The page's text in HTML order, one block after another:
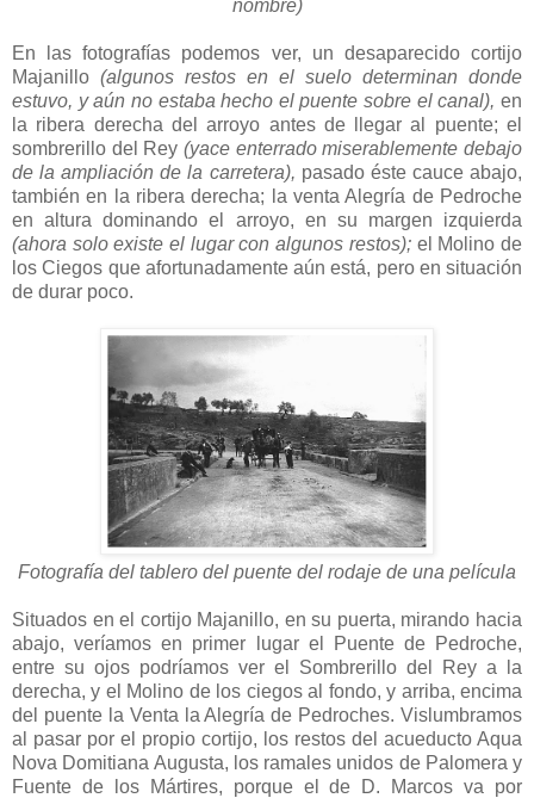
nombre)
En las fotografías podemos ver, un desaparecido cortijo
Majanillo (algunos restos en el suelo determinan donde
estuvo, y aún no estaba hecho el puente sobre el canal), en
la ribera derecha del arroyo antes de llegar al puente; el
sombrerillo del Rey (yace enterrado miserablemente debajo
de la ampliación de la carretera), pasado éste cauce abajo,
también en la ribera derecha; la venta Alegría de Pedroche
en altura dominando el arroyo, en su margen izquierda
(ahora solo existe el lugar con algunos restos);el Molino de
los Ciegos que afortunadamente aún está, pero en situación
de durar poco.
Fotografía del tablero del puente del rodaje de una película
Situados en el cortijo Majanillo, en su puerta, mirando hacia
abajo, veríamos en primer lugar el Puente de Pedroche,
entre su ojos podríamos ver el Sombrerillo del Rey a la
derecha, y el Molino de los ciegos al fondo, y arriba, encima
del puente la Venta la Alegría de Pedroches. Vislumbramos
al pasar por el propio cortijo, los restos del acueducto Aqua
Nova Domitiana Augusta, los ramales unidos de Palomera y
Fuente de los Mártires, porque el de D. Marcos va por